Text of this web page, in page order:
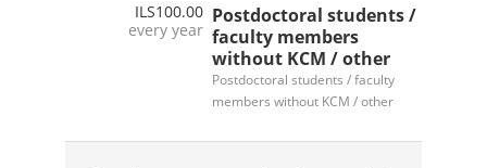
Postdoctoral students /
faculty members
without KCM / other
Postdoctoral students / faculty
members without KCM / other
ILS100.00
every year